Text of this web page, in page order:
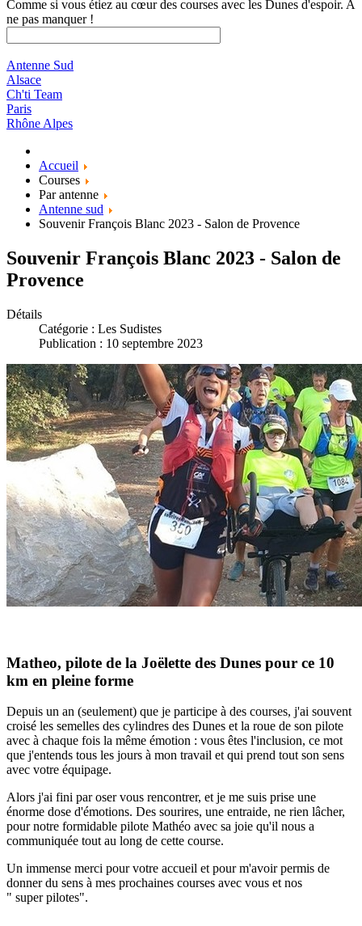
Comme si vous étiez au cœur des courses avec les Dunes d'espoir. A
ne pas manquer !
Antenne Sud
Alsace
Ch'ti Team
Paris
Rhône Alpes
Accueil
Courses
Par antenne
Antenne sud
Souvenir François Blanc 2023 - Salon de Provence
Souvenir François Blanc 2023 - Salon de
Provence
Détails
Catégorie : Les Sudistes
Publication : 10 septembre 2023
Matheo, pilote de la Joëlette des Dunes pour ce 10
km en pleine forme
Depuis un an (seulement) que je participe à des courses, j'ai souvent
croisé les semelles des cylindres des Dunes et la roue de son pilote
avec à chaque fois la même émotion : vous êtes l'inclusion, ce mot
que j'entends tous les jours à mon travail et qui prend tout son sens
avec votre équipage.
Alors j'ai fini par oser vous rencontrer, et je me suis prise une
énorme dose d'émotions. Des sourires, une entraide, ne rien lâcher,
pour notre formidable pilote Mathéo avec sa joie qu'il nous a
communiquée tout au long de cette course.
Un immense merci pour votre accueil et pour m'avoir permis de
donner du sens à mes prochaines courses avec vous et nos
" super pilotes".